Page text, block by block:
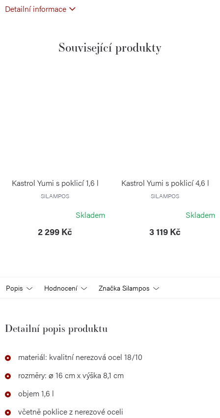
Detailní informace
Související produkty
Kastrol Yumi s poklicí 1,6 l
SILAMPOS
Skladem
2 299 Kč
Kastrol Yumi s poklicí 4,6 l
SILAMPOS
Skladem
3 119 Kč
Popis Hodnocení Značka Silampos
Detailní popis produktu
materiál: kvalitní nerezová ocel 18/10
rozměry: ⌀ 16 cm x výška 8,1 cm
objem 1,6 l
včetně poklice z nerezové oceli